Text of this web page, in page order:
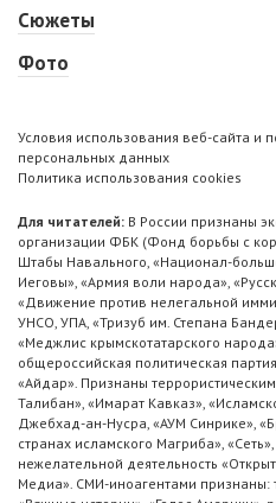
Сюжеты
Фото
Условия использования веб-сайта и
персональных данных
Политика использования cookies
Для читателей: В России признаны
организации ФБК (Фонд борьбы с
Штабы Навального, «Национал-
Иеговы», «Армия воли народа»,
«Движение против нелегальной
УНСО, УПА, «Тризуб им. Степана
«Меджлис крымскотатарского
общероссийская политическая
«Айдар». Признаны
Талибан», «Имарат Кавказ»,
Джебхад-ан-Нусра, «АУМ Синрике»,
странах исламского Магриба»,
нежелательной деятельность
Медиа». СМИ-иноагентами признаны: